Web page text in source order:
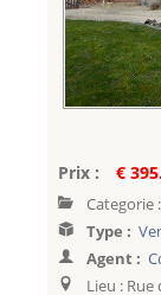
Prix : €
Categorie :
Type :
Agent :
Lieu :